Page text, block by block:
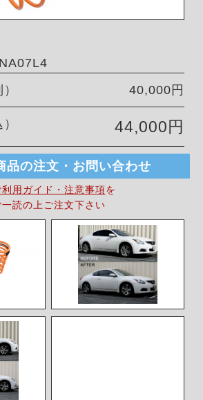
40,000円
44,000円
品の注文・お問い合わせ
利用ガイド・注意事項を
一読の上ご注文下さい